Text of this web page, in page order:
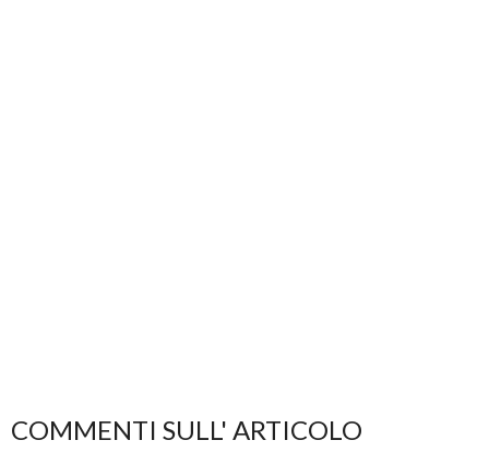
COMMENTI SULL' ARTICOLO